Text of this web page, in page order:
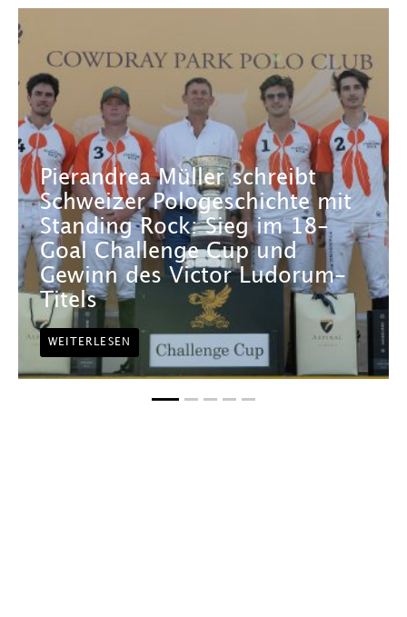
Pierandrea Müller schreibt
Schweizer Pologeschichte mit
Standing Rock: Sieg im 18-
Goal Challenge Cup und
Gewinn des Victor Ludorum-
Titels
WEITERLESEN